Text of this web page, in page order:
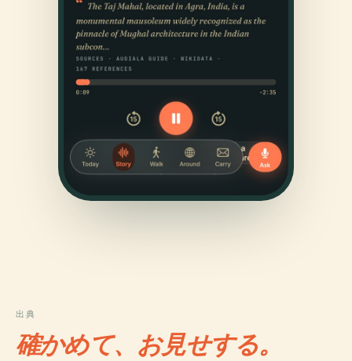
出典
確かめて、お見せする。